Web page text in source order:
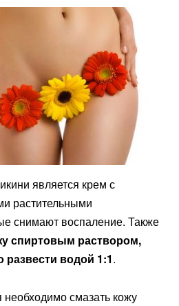
является крем с
растительными
снимают воспаление. Также
спиртовым раствором,
водой 1:1.
смазать кожу